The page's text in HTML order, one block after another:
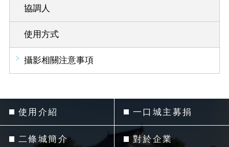
協調人
使用方式
攝影相關注意事項
使用介紹
二條城簡介
一口城主募捐
對於企業